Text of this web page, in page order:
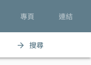
專頁 連結
arrow_forward 搜尋